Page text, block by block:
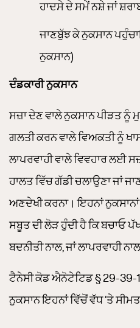
ਹਾਦਸੇ ਦੇ ਸਮੇਂ ਨਸ਼ੇ ਜਾਂ
ਜਾਣਬੁੱਝ ਕੇ ਨੁਕਸਾਨ
ਨੁਕਸਾਨ)
ਦੰਡਕਾਰੀ ਨੁਕਸਾਨ
ਸਜ਼ਾ ਦੇਣ ਵਾਲੇ ਨੁਕਸਾਨ ਪੀੜਤ
ਗਲਤੀ ਕਰਨ ਵਾਲੇ ਵਿਅਕਤੀ ਨੂੰ
ਲਾਪਰਵਾਹੀ ਵਾਲੇ ਵਿਵਹਾਰ ਲਈ
ਹਾਲਤ ਵਿੱਚ ਗੱਡੀ ਚਲਾਉਣਾ ਜਾਂ
ਅਣਦੇਖੀ ਕਰਨਾ। ਇਹਨਾਂ
ਸਬੂਤ ਦੀ ਲੋੜ ਹੁੰਦੀ ਹੈ ਕਿ ਬਚਾਓ
ਬਦਨੀਤੀ ਨਾਲ, ਜਾਂ ਲਾਪਰਵਾਹੀ
ਟੈਨੇਸੀ ਕੋਡ ਐਨੋਟੇਟਿਡ § 29-39-
ਨੁਕਸਾਨ ਇਹਨਾਂ ਵਿੱਚੋਂ ਵੱਧ ‘ਤੇ